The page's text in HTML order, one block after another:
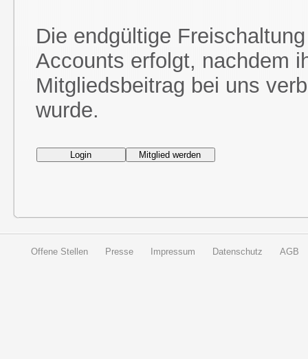
Die endgültige
Accounts erfolgt, nachdem
Mitgliedsbeitrag bei uns
wurde.
Offene Stellen Presse Impressum Datenschutz AGB